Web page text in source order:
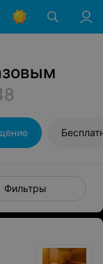
Фильтры